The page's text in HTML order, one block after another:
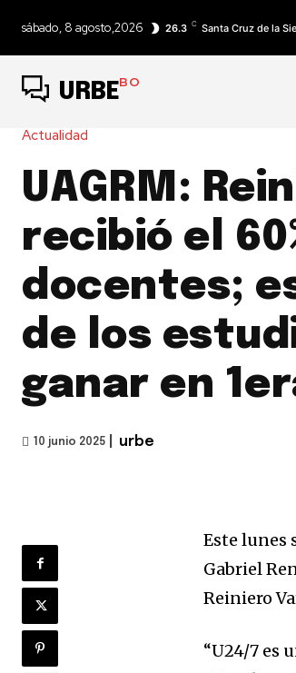
sábado, 8 agosto,2026 26.3 C Santa Cruz de la
URBEBO
Actualidad
UAGRM:
recibió el
docentes;
de los
ganar en
10 junio 2025 urbe
Este lunes
Gabriel
Reiniero
“U24/7 es